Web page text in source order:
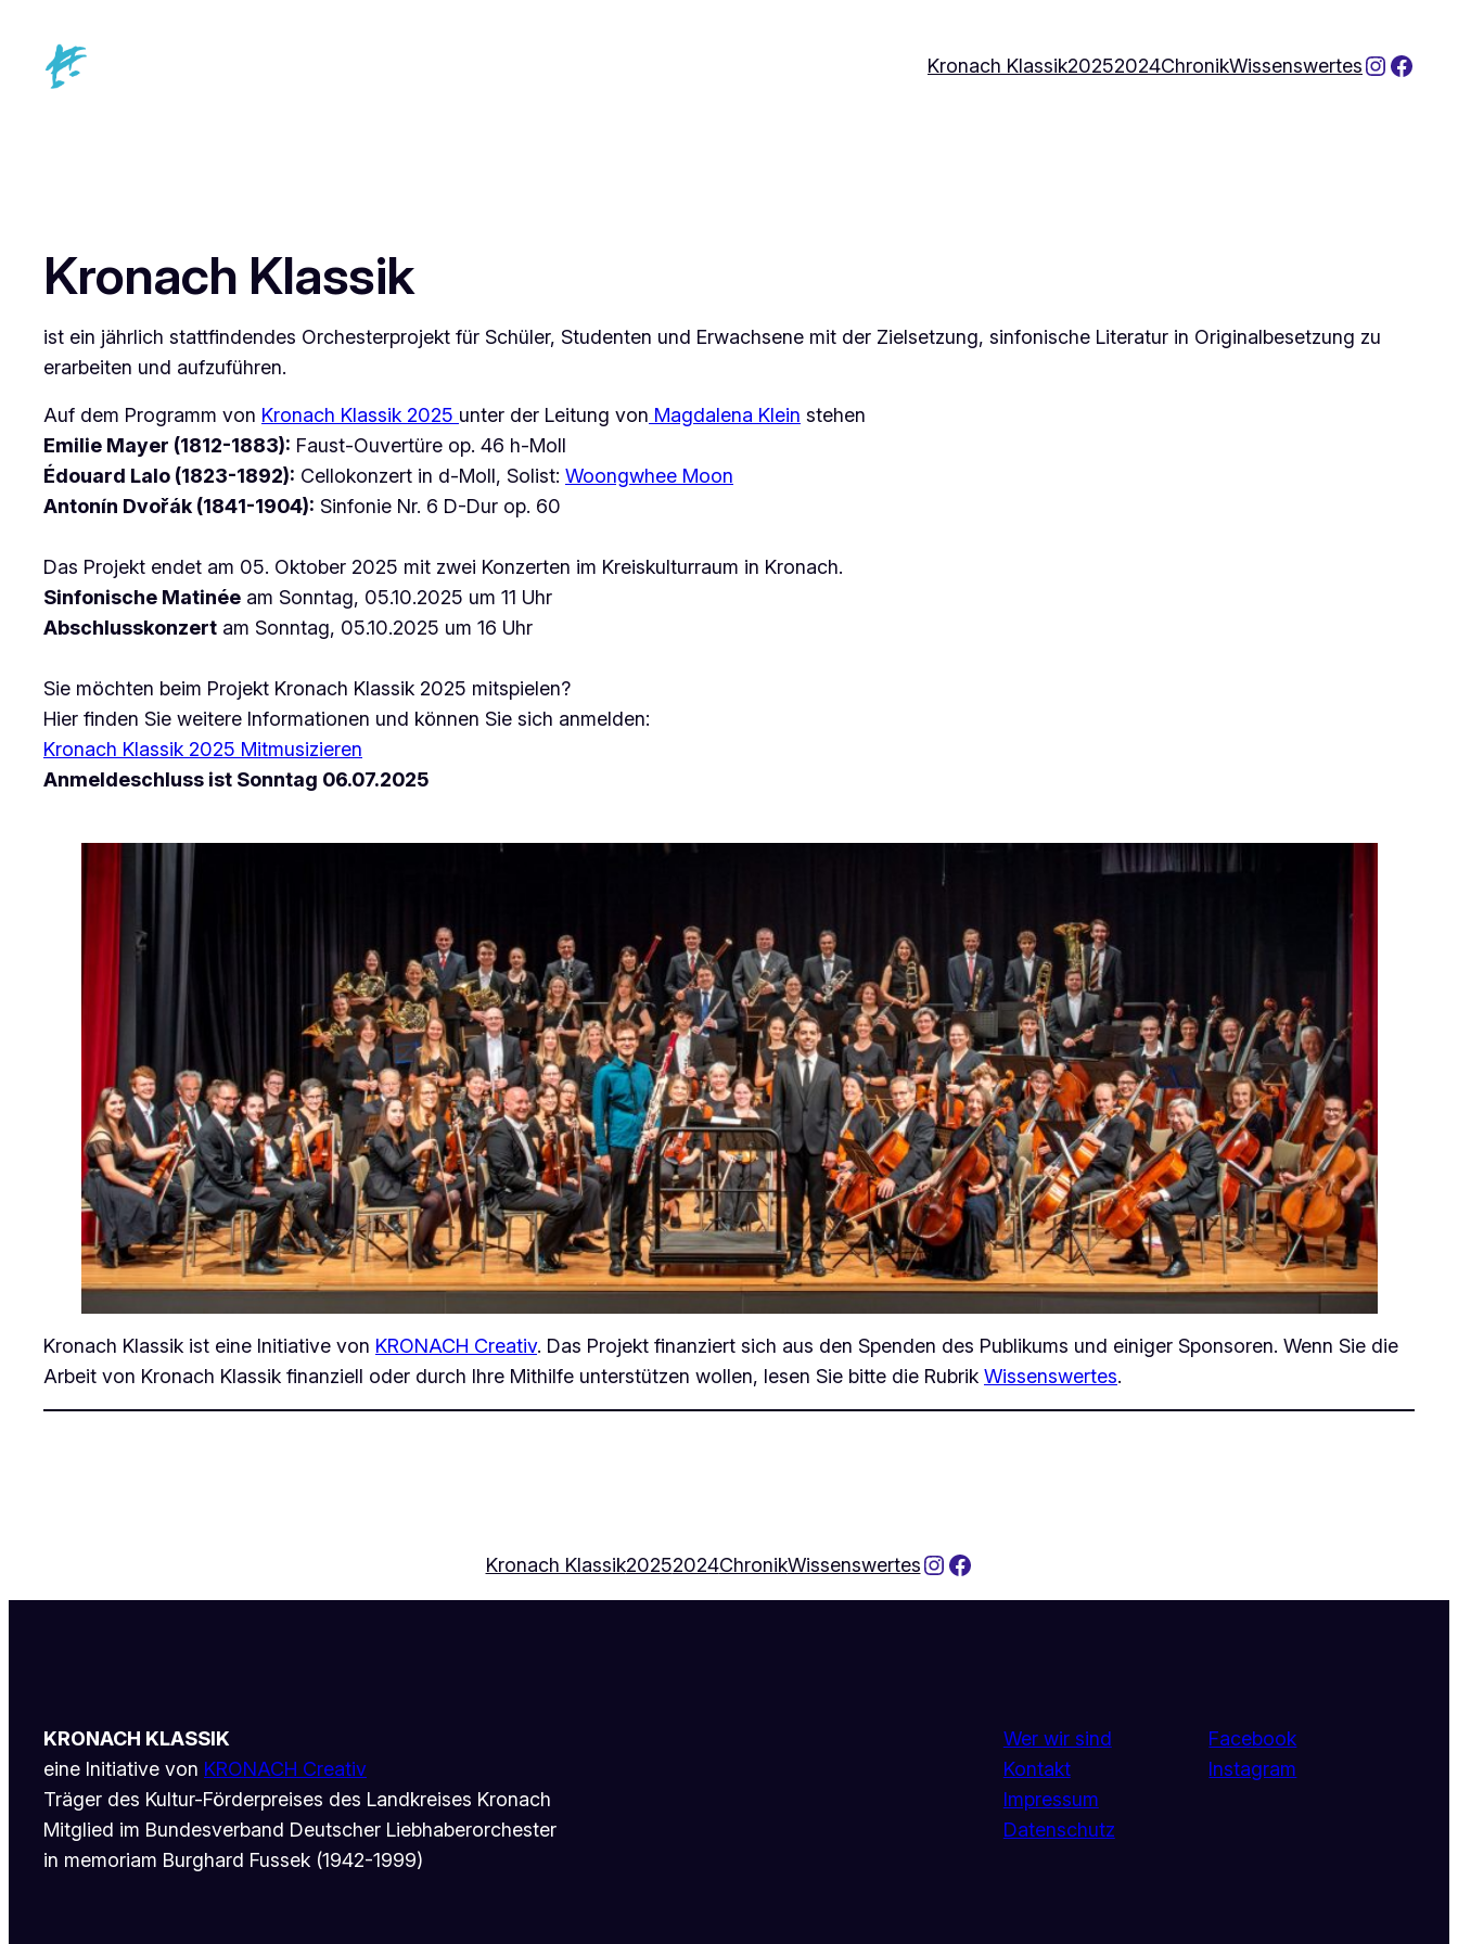
Inhalt
springen
Kronach Klassik20252024ChronikWissenswertes
Kronach Klassik
ist ein jährlich stattfindendes Orchesterprojekt für Schüler, Studenten und Erwachsene mit der Zielsetzung, sinfonische Literatur in Originalbesetzung zu
erarbeiten und aufzuführen.
Auf dem Programm von Kronach Klassik 2025 unter der Leitung von Magdalena Klein stehen
Emilie Mayer (1812-1883): Faust-Ouvertüre op. 46 h-Moll
Édouard Lalo (1823-1892): Cellokonzert in d-Moll, Solist: Woongwhee Moon
Antonín Dvořák (1841-1904): Sinfonie Nr. 6 D-Dur op. 60
Das Projekt endet am 05. Oktober 2025 mit zwei Konzerten im Kreiskulturraum in Kronach.
Sinfonische Matinée am Sonntag, 05.10.2025 um 11 Uhr
Abschlusskonzert am Sonntag, 05.10.2025 um 16 Uhr
Sie möchten beim Projekt Kronach Klassik 2025 mitspielen?
Hier finden Sie weitere Informationen und können Sie sich anmelden:
Kronach Klassik 2025 Mitmusizieren
Anmeldeschluss ist Sonntag 06.07.2025
Kronach Klassik ist eine Initiative von KRONACH Creativ. Das Projekt finanziert sich aus den Spenden des Publikums und einiger Sponsoren. Wenn Sie die
Arbeit von Kronach Klassik finanziell oder durch Ihre Mithilfe unterstützen wollen, lesen Sie bitte die Rubrik Wissenswertes.
Kronach Klassik20252024ChronikWissenswertesInstagram
Facebook
KRONACH KLASSIK
eine Initiative von KRONACH Creativ
Träger des Kultur-Förderpreises des Landkreises Kronach
Mitglied im Bundesverband Deutscher Liebhaberorchester
in memoriam Burghard Fussek (1942-1999)
Wer wir sind
Kontakt
Impressum
Datenschutz
Facebook
Instagram